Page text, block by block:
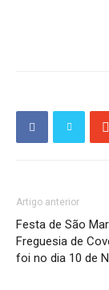
Artigo anterior
Festa de São
Freguesia de
foi no dia 10 de